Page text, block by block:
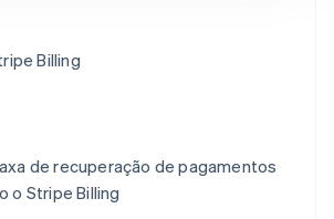
Billing
de recuperação de pagamentos
o Stripe Billing